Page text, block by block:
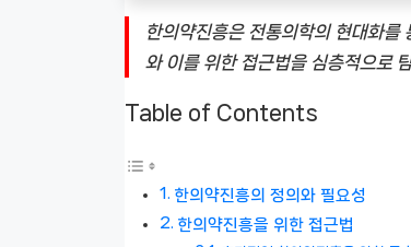
한의약진흥은 전통의학의 현대화를
와 이를 위한 접근법을 심층적으로
Table of Contents
한의약진흥의 정의와 필요성
한의약진흥을 위한 접근법